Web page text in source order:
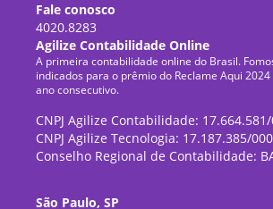
Fale conosco
4020.8283
Agilize Contabilidade Online
A primeira contabilidade online do Brasil.
indicados para o prêmio do Reclame Aqui 2024
ano consecutivo.
CNPJ Agilize Contabilidade:
CNPJ Agilize Tecnologia: 17.187.385/
Conselho Regional de Contabilidade:
São Paulo, SP